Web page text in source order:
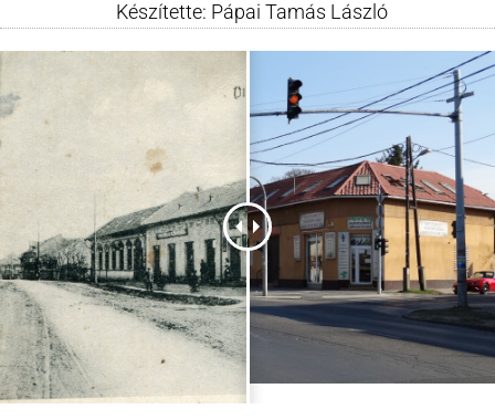
Készítette: Pápai Tamás László